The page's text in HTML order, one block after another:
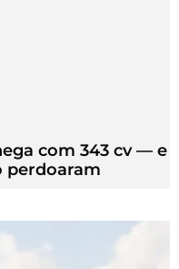
com 343 cv — e
perdoaram